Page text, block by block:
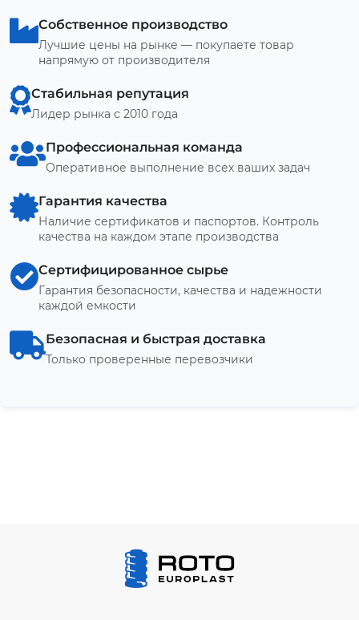
Собственное производство
Лучшие цены на рынке — покупаете товар
напрямую от производителя
Стабильная репутация
Лидер рынка с 2010 года
Профессиональная команда
Оперативное выполнение всех ваших задач
Гарантия качества
Наличие сертификатов и паспортов. Контроль
качества на каждом этапе производства
Сертифицированное сырье
Гарантия безопасности, качества и надежности
каждой емкости
Безопасная и быстрая доставка
Только проверенные перевозчики